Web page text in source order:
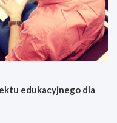
edukacyjnego dla